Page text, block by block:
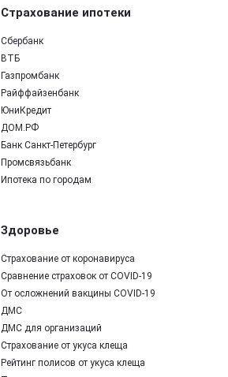
Страхование ипотеки
Сбербанк
ВТБ
Газпромбанк
Райффайзенбанк
ЮниКредит
ДОМ.РФ
Банк Санкт-Петербург
Промсвязьбанк
Ипотека по городам
Здоровье
Страхование от коронавируса
Сравнение страховок от COVID-19
От осложнений вакцины COVID-19
ДМС
ДМС для организаций
Страхование от укуса клеща
Рейтинг полисов от укуса клеща